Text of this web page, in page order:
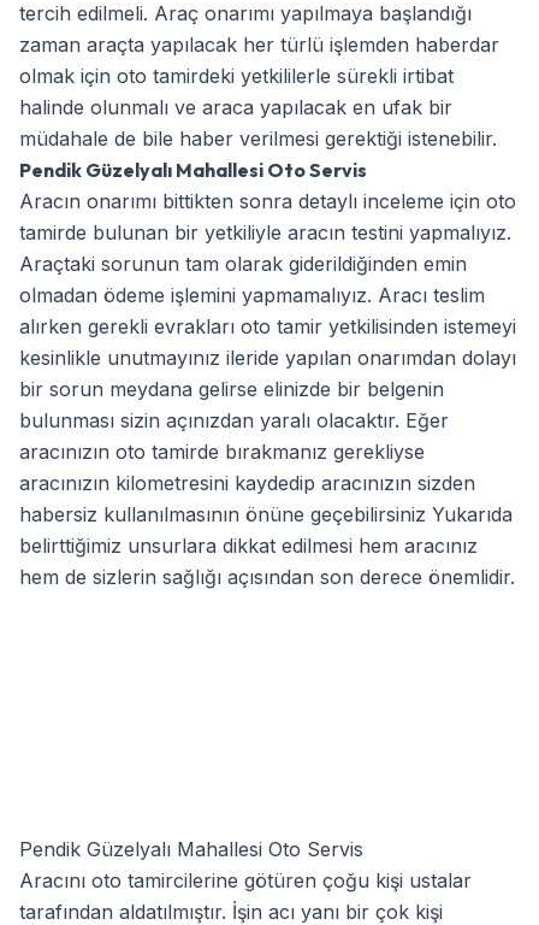
tercih edilmeli. Araç onarımı yapılmaya başlandığı
zaman araçta yapılacak her türlü işlemden haberdar
olmak için oto tamirdeki yetkililerle sürekli irtibat
halinde olunmalı ve araca yapılacak en ufak bir
müdahale de bile haber verilmesi gerektiği istenebilir.
Pendik Güzelyalı Mahallesi Oto Servis
Aracın onarımı bittikten sonra detaylı inceleme için oto
tamirde bulunan bir yetkiliyle aracın testini yapmalıyız.
Araçtaki sorunun tam olarak giderildiğinden emin
olmadan ödeme işlemini yapmamalıyız. Aracı teslim
alırken gerekli evrakları oto tamir yetkilisinden istemeyi
kesinlikle unutmayınız ileride yapılan onarımdan dolayı
bir sorun meydana gelirse elinizde bir belgenin
bulunması sizin açınızdan yaralı olacaktır. Eğer
aracınızın oto tamirde bırakmanız gerekliyse
aracınızın kilometresini kaydedip aracınızın sizden
habersiz kullanılmasının önüne geçebilirsiniz Yukarıda
belirttiğimiz unsurlara dikkat edilmesi hem aracınız
hem de sizlerin sağlığı açısından son derece önemlidir.
Pendik Güzelyalı Mahallesi Oto Servis
Aracını oto tamircilerine götüren çoğu kişi ustalar
tarafından aldatılmıştır. İşin acı yanı bir çok kişi